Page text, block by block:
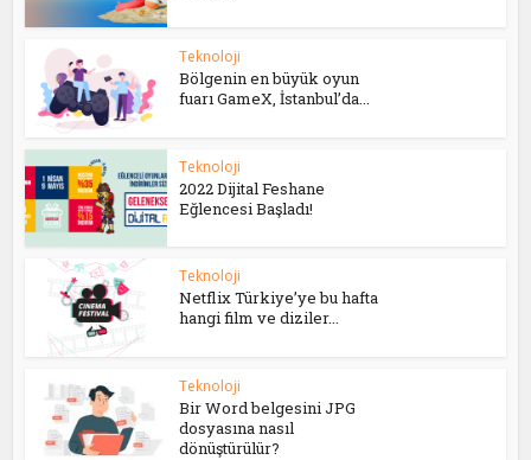
Teknoloji
Bölgenin en büyük oyun
fuarı GameX, İstanbul’da...
Teknoloji
2022 Dijital Feshane
Eğlencesi Başladı!
Teknoloji
Netflix Türkiye’ye bu hafta
hangi film ve diziler...
Teknoloji
Bir Word belgesini JPG
dosyasına nasıl
dönüştürülür?